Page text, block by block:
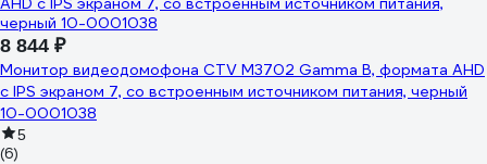
8 844 ₽
Монитор видеодомофона CTV M3702 Gamma B, формата AHD
с IPS экраном 7, со встроенным источником питания, черный
10-0001038
5
(6)